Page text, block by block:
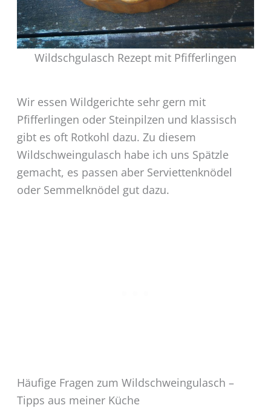
Wildschgulasch Rezept mit Pfifferlingen
Wir essen Wildgerichte sehr gern mit
Pfifferlingen oder Steinpilzen und klassisch
gibt es oft Rotkohl dazu. Zu diesem
Wildschweingulasch habe ich uns Spätzle
gemacht, es passen aber Serviettenknödel
oder Semmelknödel gut dazu.
Häufige Fragen zum Wildschweingulasch –
Tipps aus meiner Küche